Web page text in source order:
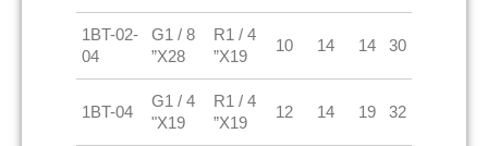
1BT-02-
04
G1 / 8
”X28
R1 / 4
”X19
10 14 14 30
1BT-04
G1 / 4
"X19
R1 / 4
”X19
12 14 19 32